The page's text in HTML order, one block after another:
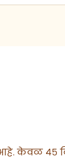
आहे. केवळ ४५